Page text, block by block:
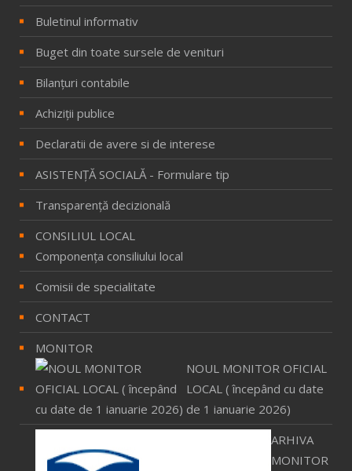
Buletinul informativ
Buget din toate sursele de venituri
Bilanţuri contabile
Achiziţii publice
Declaratii de avere si de interese
ASISTENȚĂ SOCIALĂ - Formulare tip
Transparență decizională
CONSILIUL LOCAL
Componenţa consiliului local
Comisii de specialitate
CONTACT
MONITOR
NOUL MONITOR OFICIAL
LOCAL ( începând cu date
de 1 ianuarie 2026)
ARHIVA
MONITOR